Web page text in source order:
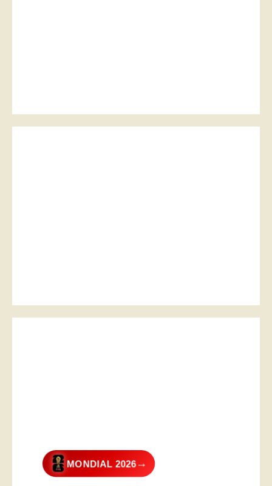
MONDIAL 2026→